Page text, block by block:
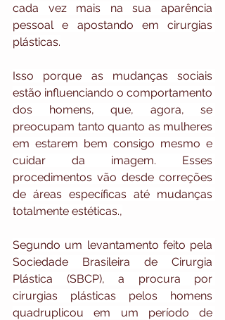
cada vez mais na sua aparência
pessoal e apostando em cirurgias
plásticas.
Isso porque as mudanças sociais
estão influenciando o comportamento
dos homens, que, agora, se
preocupam tanto quanto as mulheres
em estarem bem consigo mesmo e
cuidar da imagem. Esses
procedimentos vão desde correções
de áreas específicas até mudanças
totalmente estéticas.,
Segundo um levantamento feito pela
Sociedade Brasileira de Cirurgia
Plástica (SBCP), a procura por
cirurgias plásticas pelos homens
quadruplicou em um período de